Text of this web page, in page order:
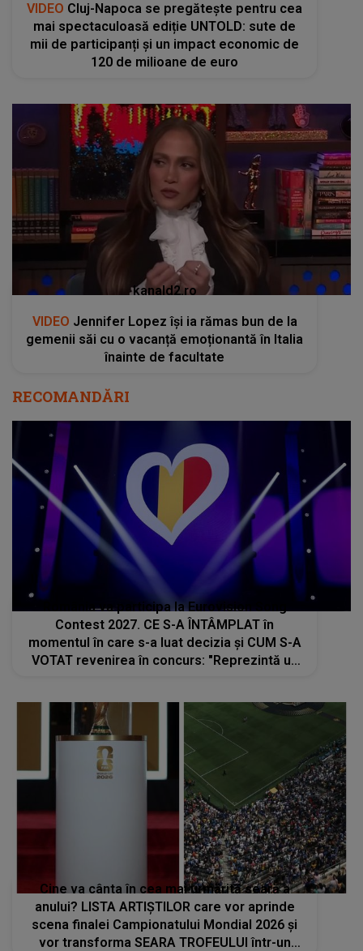
VIDEO Cluj-Napoca se pregătește pentru cea
mai spectaculoasă ediție UNTOLD: sute de
mii de participanți și un impact economic de
120 de milioane de euro
kanald2.ro
VIDEO Jennifer Lopez își ia rămas bun de la
gemenii săi cu o vacanță emoționantă în Italia
înainte de facultate
RECOMANDĂRI
România va participa la Eurovision Song
Contest 2027. CE S-A ÎNTÂMPLAT în
momentul în care s-a luat decizia și CUM S-A
VOTAT revenirea în concurs: "Reprezintă un
Cine va cânta în cea mai urmărită seară a
anului? LISTA ARTIȘTILOR care vor aprinde
scena finalei Campionatului Mondial 2026 și
vor transforma SEARA TROFEULUI într-un